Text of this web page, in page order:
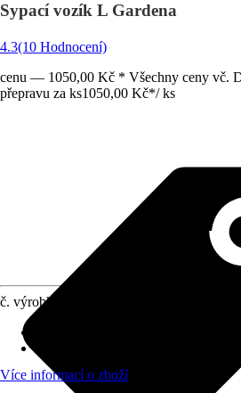
Sypací vozík L Gardena
4.3(10 Hodnocení)
cenu — 1050,00 Kč * Všechny ceny vč.
přepravu za ks1050,00 Kč*/ ks
č. výrobku
Více informací o zboží